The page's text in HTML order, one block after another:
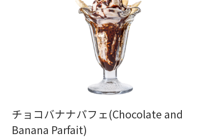
チョコバナナパフェ(Chocolate and
Banana Parfait)